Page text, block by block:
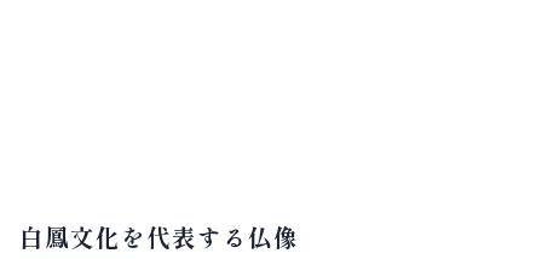
白鳳文化を代表する仏像